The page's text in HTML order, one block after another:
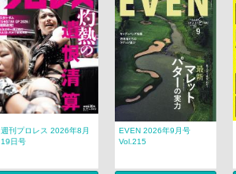
週刊プロレス 2026年8月
19日号
EVEN 2026年9月号
Vol.215